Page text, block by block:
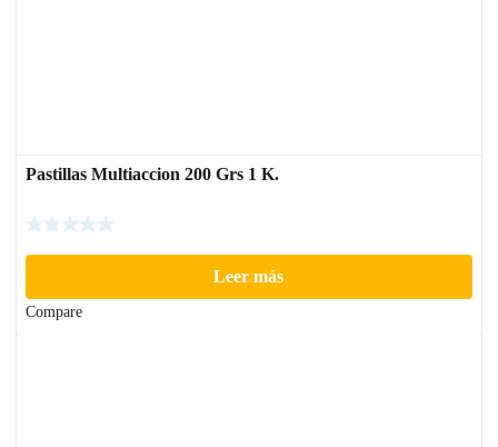
Pastillas Multiaccion 200 Grs 1 K.
Leer más
Compare